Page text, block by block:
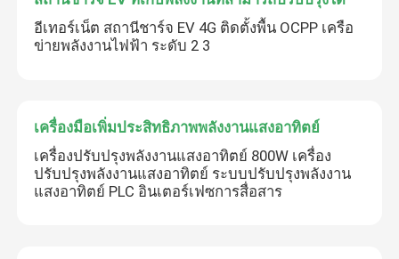
อีเทอร์เน็ต สถานีชาร์จ EV 4G ติดตั้งพื้น OCPP เครือ
ข่ายพลังงานไฟฟ้า ระดับ 2 3
เครื่องมือเพิ่มประสิทธิภาพพลังงานแสงอาทิตย์
เครื่องปรับปรุงพลังงานแสงอาทิตย์ 800W เครื่อง
ปรับปรุงพลังงานแสงอาทิตย์ ระบบปรับปรุงพลังงาน
แสงอาทิตย์ PLC อินเตอร์เฟซการสื่อสาร